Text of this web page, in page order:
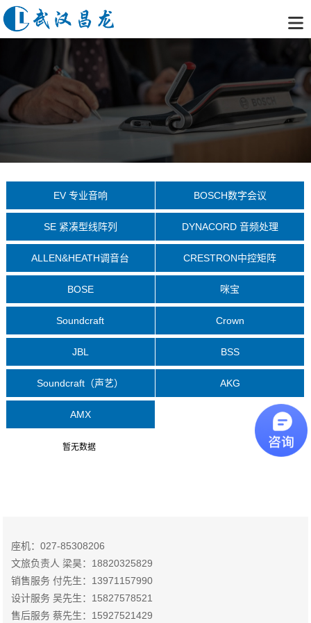
EV 专业音响 BOSCH数字会议
SE 紧凑型线阵列 DYNACORD 音频处理
ALLEN&HEATH调音台 CRESTRON中控矩阵
BOSE 咪宝
Soundcraft Crown
JBL BSS
Soundcraft（声艺） AKG
AMX
暂无数据
座机：027-85308206
文旅负责人 梁昊：18820325829
销售服务 付先生：13971157990
设计服务 吴先生：15827578521
售后服务 蔡先生：15927521429